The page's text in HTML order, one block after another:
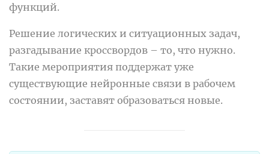
функций.
Решение логических и ситуационных задач,
разгадывание кроссвордов – то, что нужно.
Такие мероприятия поддержат уже
существующие нейронные связи в рабочем
состоянии, заставят образоваться новые.